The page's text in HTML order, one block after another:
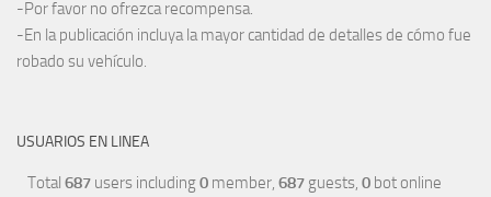
-Por favor no ofrezca recompensa.
-En la publicación incluya la mayor cantidad de detalles de cómo fue
robado su vehículo.
USUARIOS EN LINEA
Total 687 users including0 member, 687 guests, 0 bot online